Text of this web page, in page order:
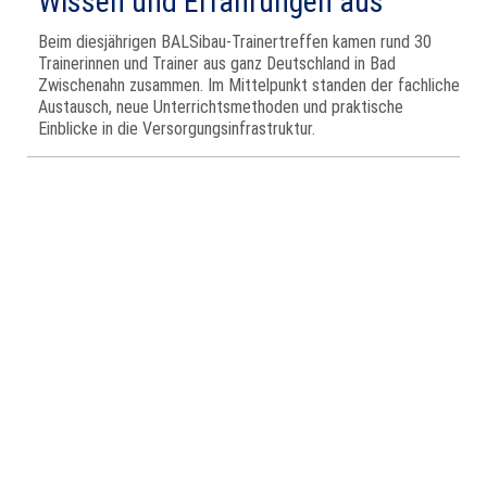
Beim diesjährigen BALSibau-Trainertreffen kamen rund 30
Trainerinnen und Trainer aus ganz Deutschland in Bad
Zwischenahn zusammen. Im Mittelpunkt standen der fachliche
Austausch, neue Unterrichtsmethoden und praktische
Einblicke in die Versorgungsinfrastruktur.